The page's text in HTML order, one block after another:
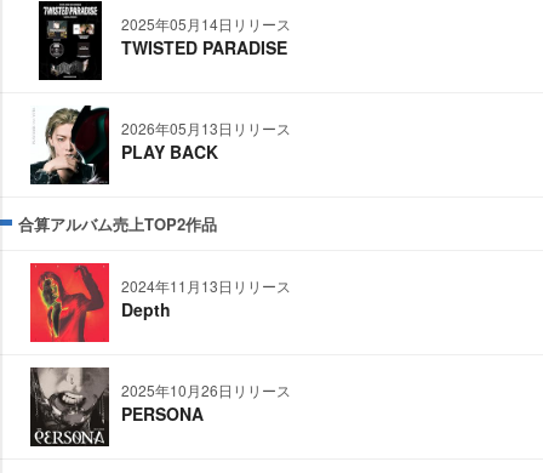
2025年05月14日リリース
TWISTED PARADISE
2026年05月13日リリース
PLAY BACK
合算アルバム売上TOP2作品
2024年11月13日リリース
Depth
2025年10月26日リリース
PERSONA